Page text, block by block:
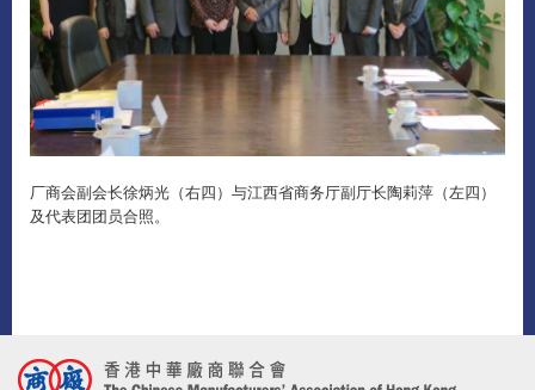
厂商会副会长徐炳光（右四）与江西省商务厅副厅长陶莉萍（左四）
及代表团团员合照。